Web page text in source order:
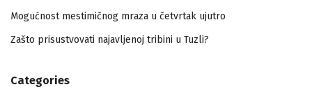
Mogućnost mestimičnog mraza u četvrtak ujutro
Zašto prisustvovati najavljenoj tribini u Tuzli?
Categories